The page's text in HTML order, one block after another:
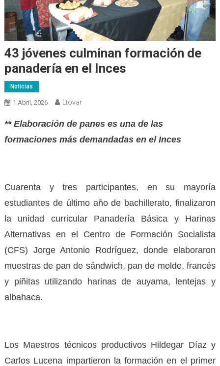
43 jóvenes culminan formación de
panadería en el Inces
Noticias
1 Abril, 2026 Ltovar
** Elaboración de panes es una de las
formaciones más demandadas en el Inces
Cuarenta y tres participantes, en su mayoría
estudiantes de último año de bachillerato, finalizaron
la unidad curricular Panadería Básica y Harinas
Alternativas en el Centro de Formación Socialista
(CFS) Jorge Antonio Rodríguez, donde elaboraron
muestras de pan de sándwich, pan de molde, francés
y piñitas utilizando harinas de auyama, lentejas y
albahaca.
Los Maestros técnicos productivos Hildegar Díaz y
Carlos Lucena impartieron la formación en el primer